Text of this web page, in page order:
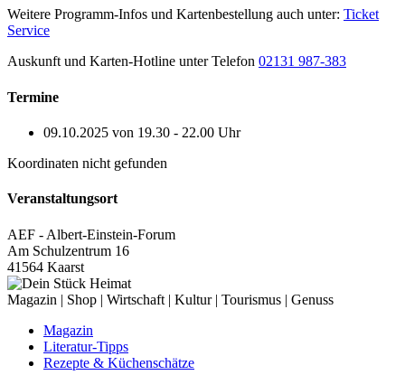
Weitere Programm-Infos und Kartenbestellung auch unter: Ticket
Service
Auskunft und Karten-Hotline unter Telefon 02131 987-383
Termine
09.10.2025 von 19.30 - 22.00 Uhr
Koordinaten nicht gefunden
Veranstaltungsort
AEF - Albert-Einstein-Forum
Am Schulzentrum 16
41564 Kaarst
Magazin | Shop | Wirtschaft | Kultur | Tourismus | Genuss
Magazin
Literatur-Tipps
Rezepte & Küchenschätze